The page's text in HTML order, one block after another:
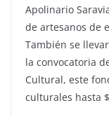
Apolinario
de artesanos de
También se
la convocatoria
Cultural, este
culturales hasta